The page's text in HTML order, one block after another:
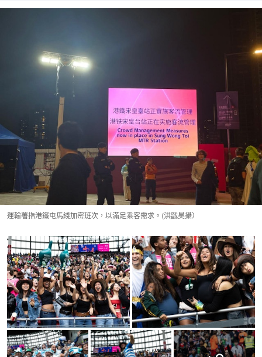
運輸署指港鐵屯馬綫加密班次，以滿足乘客需求。(洪戩昊攝）